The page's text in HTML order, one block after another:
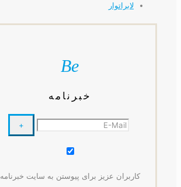
لابراتوار
Be
خبرنامه
کاربران عزیز برای پیوستن به سایت خبرنامه